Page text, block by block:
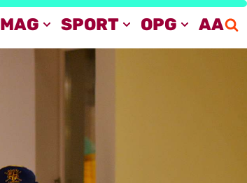
MAG SPORT OPG AA